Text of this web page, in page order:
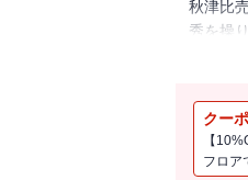
秋津比
秀を操
クー
【
フロア